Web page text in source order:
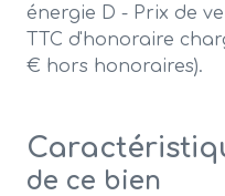
énergie D - Prix de
TTC d'honoraire
€ hors honoraires).
de ce bien